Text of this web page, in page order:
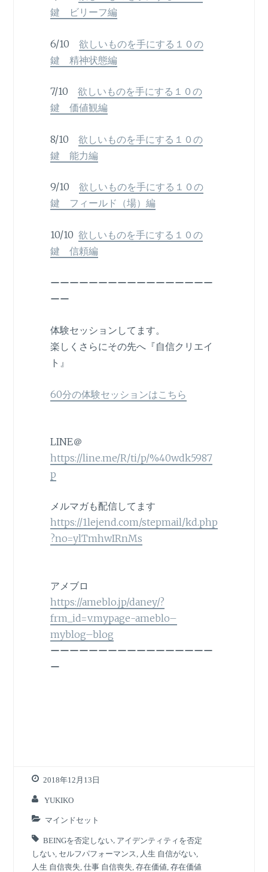
鍵 ビリーフ編
6/10 欲しいものを手にする１０の
鍵 精神状態編
7/10 欲しいものを手にする１０の
鍵 価値観編
8/10 欲しいものを手にする１０の
鍵 能力編
9/10 欲しいものを手にする１０の
鍵 フィールド（場）編
10/10 欲しいものを手にする１０の
鍵 信頼編
ーーーーーーーーーーーーーーーーー
ーー
体験セッションしてます。
楽しくさらにその先へ『自信クリエイ
ト』
60分の体験セッションはこちら
LINE＠
https://line.me/R/ti/p/%40wdk5987
p
メルマガも配信してます
https://1lejend.com/stepmail/kd.php
?no=ylTmhwIRnMs
アメブロ
https://ameblo.jp/daney/?
frm_id=v.mypage-ameblo–
myblog–blog
ーーーーーーーーーーーーーーーーー
ー
2018年12月13日
YUKIKO
マインドセット
BEINGを否定しない アイデンティティを否定
しない セルフパフォーマンス 人生 自信がない
人生 自信喪失 ,仕事 自信喪失 ,存在価値 ,存在価値